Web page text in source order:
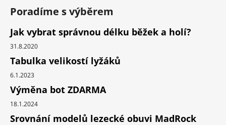
Poradíme s výběrem
Jak vybrat správnou délku běžek a holí?
31.8.2020
Tabulka velikostí lyžáků
6.1.2023
Výměna bot ZDARMA
18.1.2024
Srovnání modelů lezecké obuvi MadRock